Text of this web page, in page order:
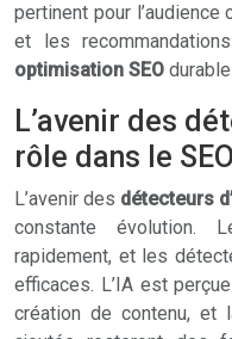
pertinent pour
et les
optimisation SEO
L’avenir des
rôle dans le SEO
L’avenir des détecteurs
constante évolution.
rapidement, et les
efficaces. L’IA est
création de contenu, et